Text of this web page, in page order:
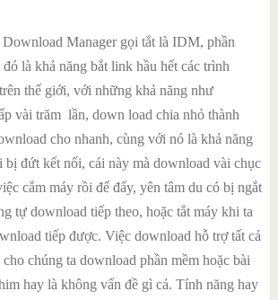
Download Manager gọi tắt là IDM, phần
là khả năng bắt link hầu hết các trình
thế giới, với những khả năng như
vài trăm lần, down load chia nhỏ thành
cho nhanh, cùng với nó là khả năng
đứt kết nối, cái này mà download vài chục
cắm máy rồi để đấy, yên tâm du có bị ngắt
tự download tiếp theo, hoặc tắt máy khi ta
tiếp được. Việc download hỗ trợ tất cả
chúng ta download phần mềm hoặc bài
hay là không vấn đề gì cả. Tính năng hay